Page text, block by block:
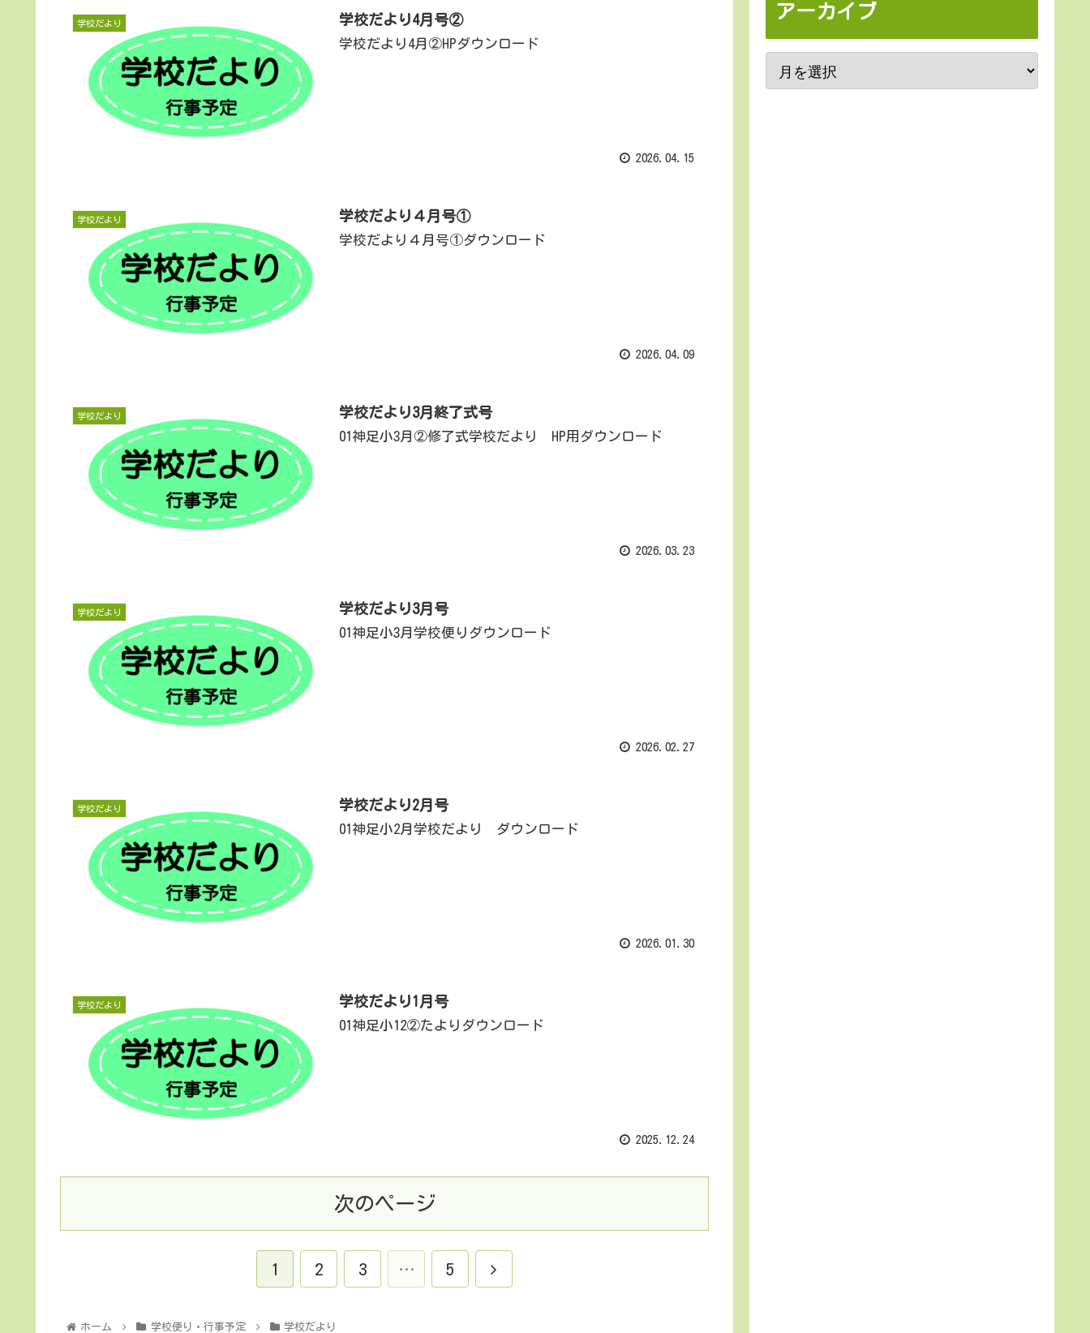
学校だより 学校だより4月号②
学校だより4月②HPダウンロード
2026.04.15
学校だより 学校だより４月号①
学校だより４月号①ダウンロード
2026.04.09
学校だより 学校だより3月終了式号
01神足小3月②修了式学校だより HP用ダウンロード
2026.03.23
学校だより 学校だより3月号
01神足小3月学校便りダウンロード
2026.02.27
学校だより 学校だより2月号
01神足小2月学校だより ダウンロード
2026.01.30
学校だより 学校だより1月号
01神足小12②たよりダウンロード
2025.12.24
次のページ
1 2 3 … 5
ホーム 学校便り・行事予定 学校だより
アーカイブ